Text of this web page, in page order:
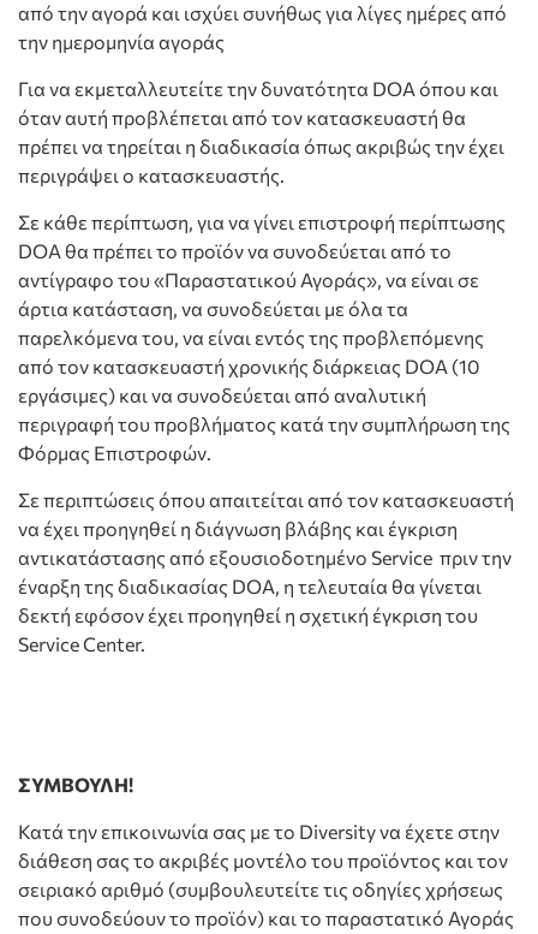
από την αγορά και ισχύει συνήθως για λίγες ημέρες από
την ημερομηνία αγοράς
Για να εκμεταλλευτείτε την δυνατότητα DOA όπου και
όταν αυτή προβλέπεται από τον κατασκευαστή θα
πρέπει να τηρείται η διαδικασία όπως ακριβώς την έχει
περιγράψει ο κατασκευαστής.
Σε κάθε περίπτωση, για να γίνει επιστροφή περίπτωσης
DOA θα πρέπει το προϊόν να συνοδεύεται από το
αντίγραφο του «Παραστατικού Αγοράς», να είναι σε
άρτια κατάσταση, να συνοδεύεται με όλα τα
παρελκόμενα του, να είναι εντός της προβλεπόμενης
από τον κατασκευαστή χρονικής διάρκειας DOA (10
εργάσιμες) και να συνοδεύεται από αναλυτική
περιγραφή του προβλήματος κατά την συμπλήρωση της
Φόρμας Επιστροφών.
Σε περιπτώσεις όπου απαιτείται από τον κατασκευαστή
να έχει προηγηθεί η διάγνωση βλάβης και έγκριση
αντικατάστασης από εξουσιοδοτημένο Service πριν την
έναρξη της διαδικασίας DOA, η τελευταία θα γίνεται
δεκτή εφόσον έχει προηγηθεί η σχετική έγκριση του
Service Center.
ΣΥΜΒΟΥΛΗ!
Κατά την επικοινωνία σας με το Diversity να έχετε στην
διάθεση σας το ακριβές μοντέλο του προϊόντος και τον
σειριακό αριθμό (συμβουλευτείτε τις οδηγίες χρήσεως
που συνοδεύουν το προϊόν) και το παραστατικό Αγοράς